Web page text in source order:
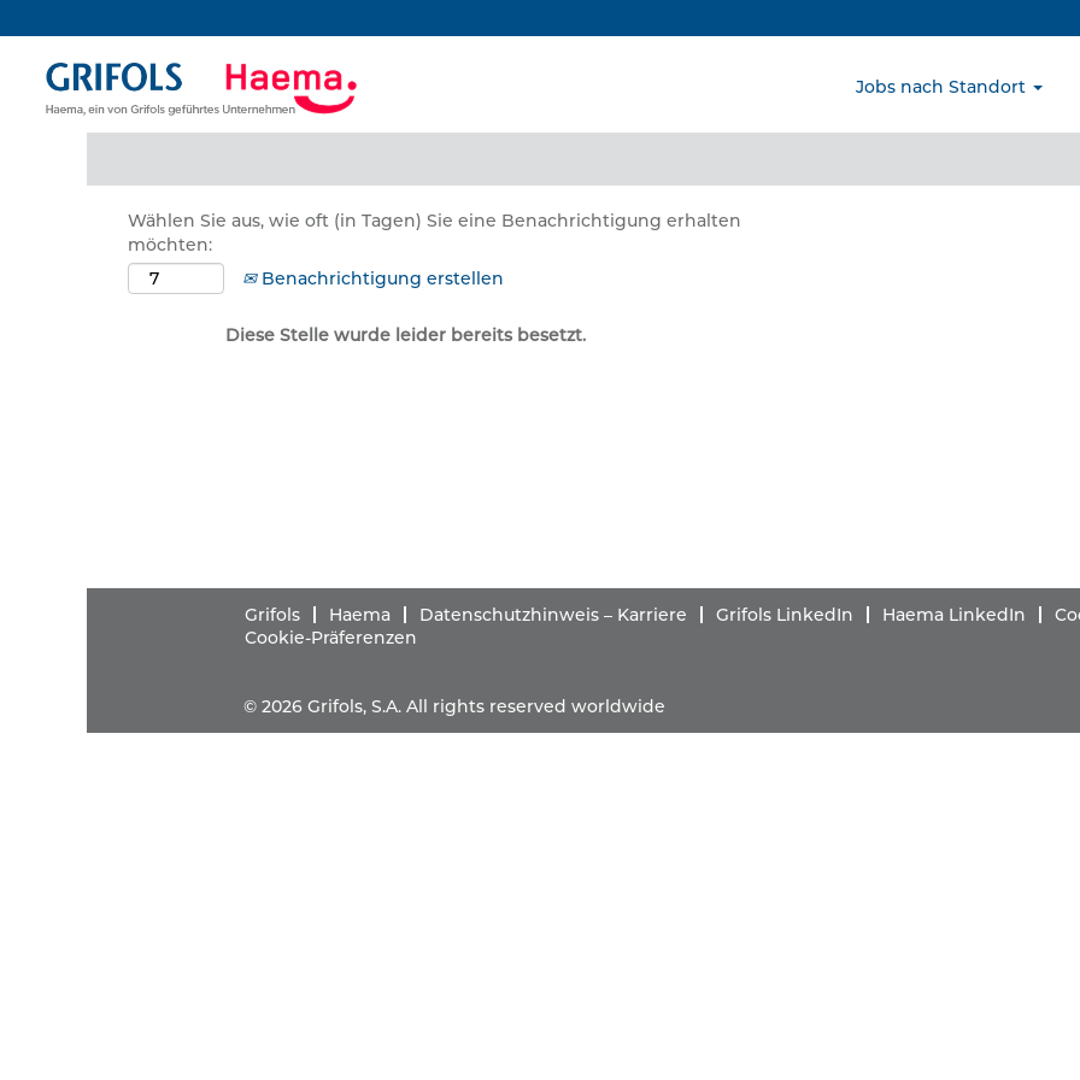
Jobs nach Standort
Mehr Optionen anzeigen
Wählen Sie aus, wie oft (in Tagen) Sie eine Benachrichtigung erhalten
möchten:
Benachrichtigung erstellen
Diese Stelle wurde leider bereits besetzt.
Grifols Haema Datenschutzhinweis – Karriere Grifols LinkedIn Haema LinkedIn
Cookie-Präferenzen
© 2026 Grifols, S.A. All rights reserved worldwide